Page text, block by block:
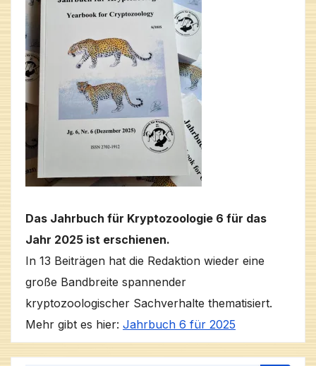
Das Jahrbuch für Kryptozoologie 6 für das
Jahr 2025 ist erschienen.
In 13 Beiträgen hat die Redaktion wieder eine
große Bandbreite spannender
kryptozoologischer Sachverhalte thematisiert.
Mehr gibt es hier: Jahrbuch 6 für 2025